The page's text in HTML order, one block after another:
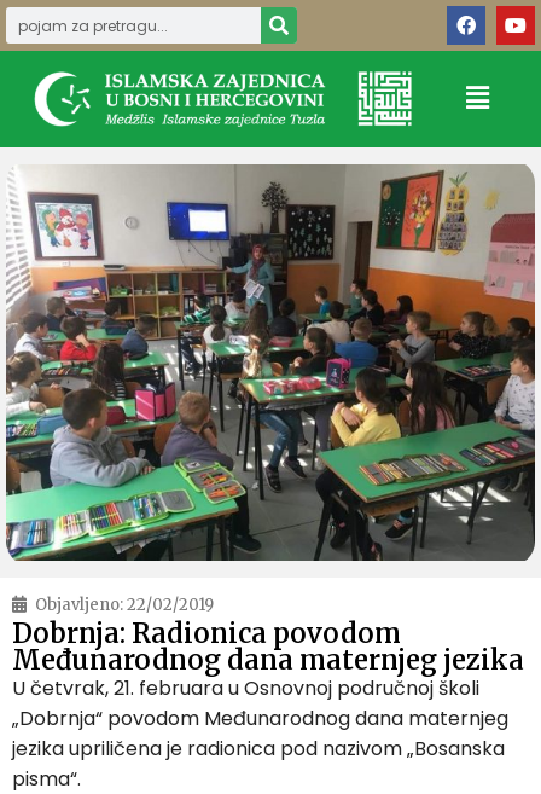
Objavljeno:22/02/2019
Dobrnja: Radionica povodom
Međunarodnog dana maternjeg jezika
U četvrak, 21. februara u Osnovnoj područnoj školi
„Dobrnja“ povodom Međunarodnog dana maternjeg
jezika upriličena je radionica pod nazivom „Bosanska
pisma“.